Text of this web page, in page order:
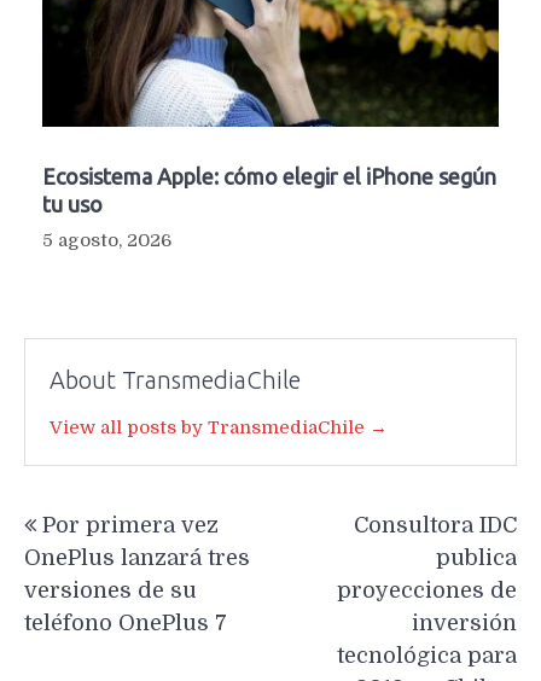
Ecosistema Apple: cómo elegir el iPhone según
tu uso
5 agosto, 2026
About TransmediaChile
View all posts by TransmediaChile →
de
entradas
Por primera vez
OnePlus lanzará tres
versiones de su
teléfono OnePlus 7
Consultora IDC
publica
proyecciones de
inversión
tecnológica para